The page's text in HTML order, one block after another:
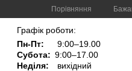
Порівняння
Графік роботи:
Пн-Пт:
9:00–19.00
Субота: 9:00–17.00
Неділя:
вихідний